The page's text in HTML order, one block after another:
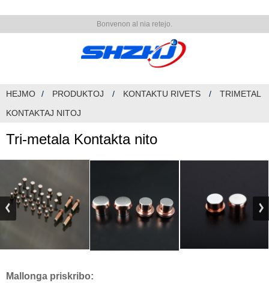
Bonvenon al nia retejo.
HEJMO PRODUKTOJ KONTAKTU RIVETS
TRIMETAL
KONTAKTAJ NITOJ
Tri-metala Kontakta nito
Mallonga priskribo: